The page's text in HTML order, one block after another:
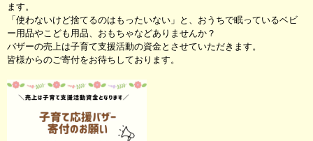
ます。
「使わないけど捨てるのはもったいない」と、おうちで眠っているベビ
ー用品やこども用品、おもちゃなどありませんか？
バザーの売上は子育て支援活動の資金とさせていただきます。
皆様からのご寄付をお待ちしております。